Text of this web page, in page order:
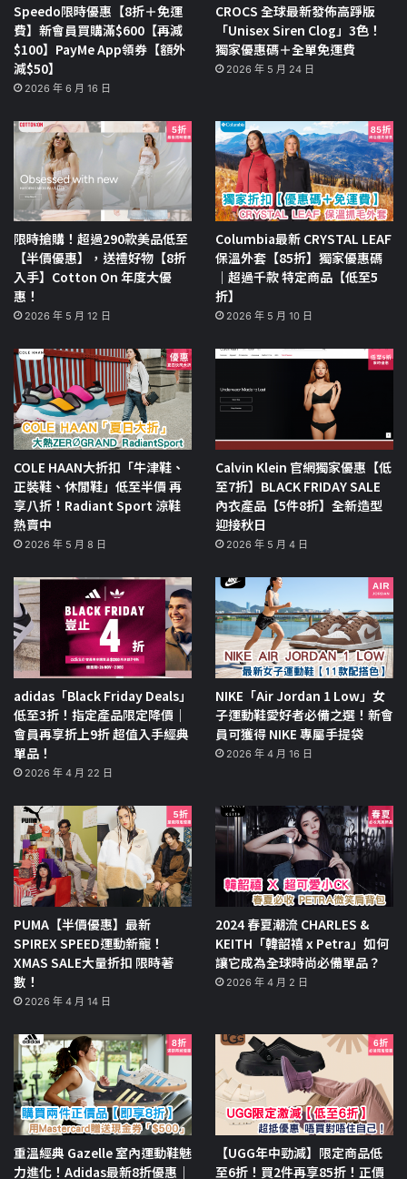
Speedo限時優惠【8折＋免運
費】新會員買購滿$600【再減
$100】PayMe App領券【額外
減$50】
2026 年 6 月 16 日
CROCS 全球最新發佈高踭版
「Unisex Siren Clog」3色！
獨家優惠碼＋全單免運費
2026 年 5 月 24 日
限時搶購！超過290款美品低至
【半價優惠】，送禮好物【8折
入手】Cotton On 年度大優
惠！
2026 年 5 月 12 日
Columbia最新 CRYSTAL LEAF
保溫外套【85折】獨家優惠碼
｜超過千款 特定商品【低至5
折】
2026 年 5 月 10 日
COLE HAAN大折扣「牛津鞋、
正裝鞋、休閒鞋」低至半價 再
享八折！Radiant Sport 涼鞋
熱賣中
2026 年 5 月 8 日
Calvin Klein 官網獨家優惠【低
至7折】BLACK FRIDAY SALE
內衣產品【5件8折】全新造型
迎接秋日
2026 年 5 月 4 日
adidas「Black Friday Deals」
低至3折！指定產品限定降價｜
會員再享折上9折 超值入手經典
單品！
2026 年 4 月 22 日
NIKE「Air Jordan 1 Low」女
子運動鞋愛好者必備之選！新會
員可獲得 NIKE 專屬手提袋
2026 年 4 月 16 日
PUMA【半價優惠】最新
SPIREX SPEED運動新寵！
XMAS SALE大量折扣 限時著
數！
2026 年 4 月 14 日
2024 春夏潮流 CHARLES &
KEITH「韓韶禧 x Petra」如何
讓它成為全球時尚必備單品？
2026 年 4 月 2 日
重溫經典 Gazelle 室內運動鞋魅
力進化！Adidas最新8折優惠｜
【UGG年中勁減】限定商品低
至6折！買2件再享85折！正價